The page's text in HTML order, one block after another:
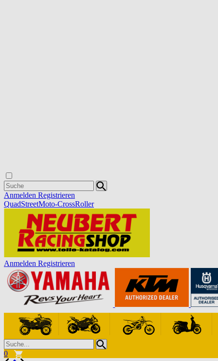
Anmelden Registrieren
QuadStreetMoto-CrossRoller
Anmelden Registrieren
0